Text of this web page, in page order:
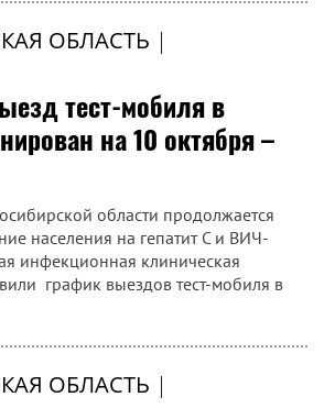
ОБЛАСТЬ |
тест-мобиля в
на 10 октября –
области продолжается
населения на гепатит С и ВИЧ-
инфекционная клиническая
график выездов тест-мобиля в
ОБЛАСТЬ |